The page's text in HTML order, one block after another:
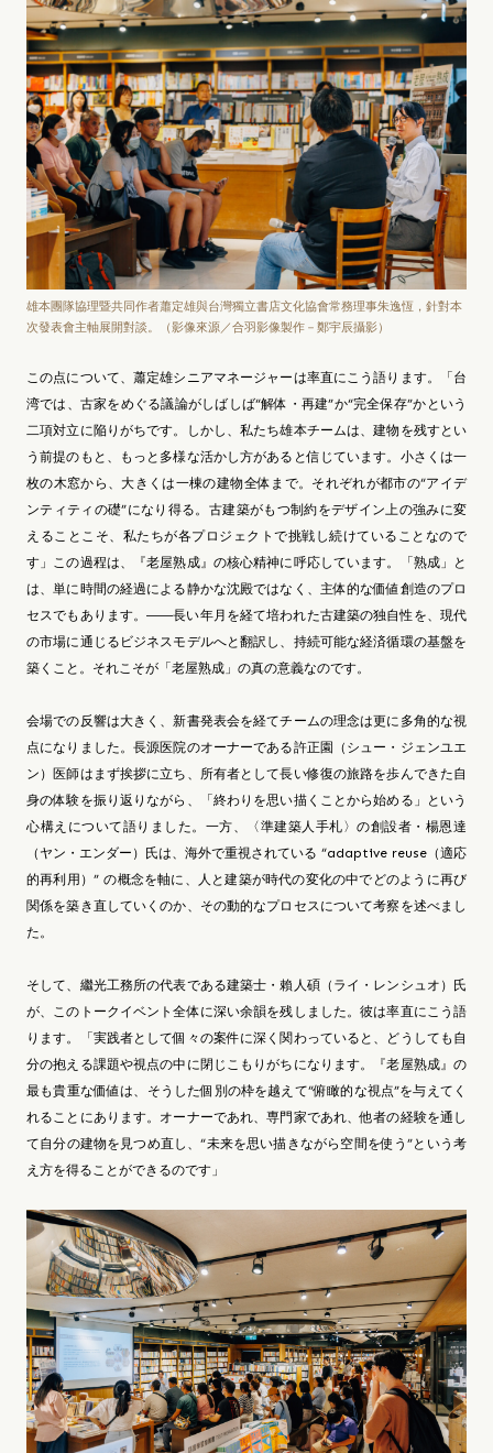
雄本團隊協理暨共同作者蕭定雄與台灣獨立書店文化協會常務理事朱逸恆，針對本
次發表會主軸展開對談。（影像來源／合羽影像製作－鄭宇辰攝影）
この点について、蕭定雄シニアマネージャーは率直にこう語ります。「台
湾では、古家をめぐる議論がしばしば“解体・再建”か“完全保存”かという
二項対立に陥りがちです。しかし、私たち雄本チームは、建物を残すとい
う前提のもと、もっと多様な活かし方があると信じています。小さくは一
枚の木窓から、大きくは一棟の建物全体まで。それぞれが都市の“アイデ
ンティティの礎”になり得る。古建築がもつ制約をデザイン上の強みに変
えることこそ、私たちが各プロジェクトで挑戦し続けていることなので
す」この過程は、『老屋熟成』の核心精神に呼応しています。「熟成」と
は、単に時間の経過による静かな沈殿ではなく、主体的な価値創造のプロ
セスでもあります。――長い年月を経て培われた古建築の独自性を、現代
の市場に通じるビジネスモデルへと翻訳し、持続可能な経済循環の基盤を
築くこと。それこそが「老屋熟成」の真の意義なのです。
会場での反響は大きく、新書発表会を経てチームの理念は更に多角的な視
点になりました。長源医院のオーナーである許正園（シュー・ジェンユエ
ン）医師はまず挨拶に立ち、所有者として長い修復の旅路を歩んできた自
身の体験を振り返りながら、「終わりを思い描くことから始める」という
心構えについて語りました。一方、〈準建築人手札〉の創設者・楊恩達
（ヤン・エンダー）氏は、海外で重視されている “adaptive reuse（適応
的再利用）” の概念を軸に、人と建築が時代の変化の中でどのように再び
関係を築き直していくのか、その動的なプロセスについて考察を述べまし
た。
そして、繼光工務所の代表である建築士・賴人碩（ライ・レンシュオ）氏
が、このトークイベント全体に深い余韻を残しました。彼は率直にこう語
ります。「実践者として個々の案件に深く関わっていると、どうしても自
分の抱える課題や視点の中に閉じこもりがちになります。『老屋熟成』の
最も貴重な価値は、そうした個別の枠を越えて“俯瞰的な視点”を与えてく
れることにあります。オーナーであれ、専門家であれ、他者の経験を通し
て自分の建物を見つめ直し、“未来を思い描きながら空間を使う”という考
え方を得ることができるのです」